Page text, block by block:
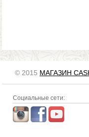
© 2015 МАГАЗИН
Социальные сети: